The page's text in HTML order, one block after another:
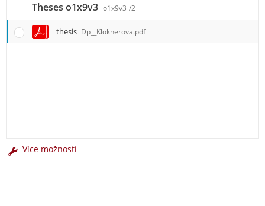
Theses o1x9v3 o1x9v3 /2
thesis Dp__Kloknerova.pdf
Více možností